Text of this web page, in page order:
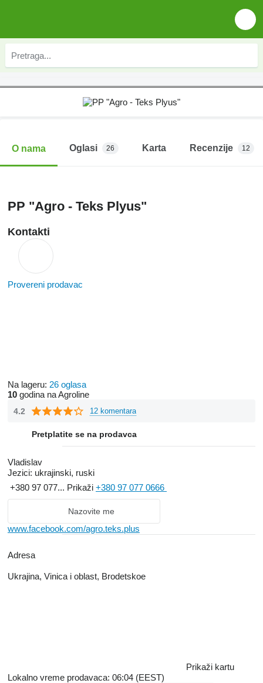
O nama Oglasi 26 Karta Recenzije 12
PP "Agro - Teks Plyus"
Kontakti
Provereni prodavac
Na lageru: 26 oglasa
10 godina na Agroline
4.2 12 komentara
Pretplatite se na prodavca
Vladislav
Jezici: ukrajinski, ruski
+380 97 077... Prikaži +380 97 077 0666
Nazovite me
www.facebook.com/agro.teks.plus
Adresa
Ukrajina, Vinica i oblast, Brodetskoe
Prikaži kartu
Lokalno vreme prodavaca: 06:04 (EEST)